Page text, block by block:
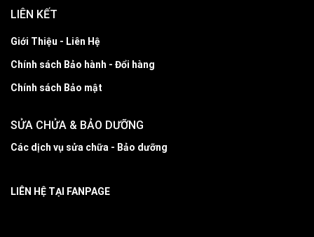
LIÊN KẾT
Giới Thiệu - Liên Hệ
Chính sách Bảo hành - Đổi hàng
Chính sách Bảo mật
SỬA CHỬA & BẢO DƯỠNG
Các dịch vụ sửa chữa - Bảo dưỡng
LIÊN HỆ TẠI FANPAGE